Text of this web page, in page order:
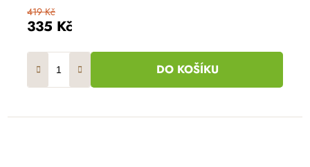
335 Kč
419 Kč
DO KOŠÍKU